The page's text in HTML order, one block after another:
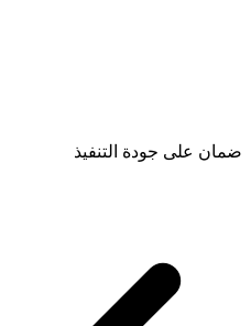
ضمان على جودة التنفيذ